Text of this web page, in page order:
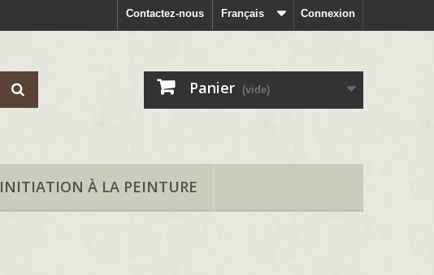
Connexion
Français
Contactez-nous
Panier (vide)
INITIATION À LA PEINTURE